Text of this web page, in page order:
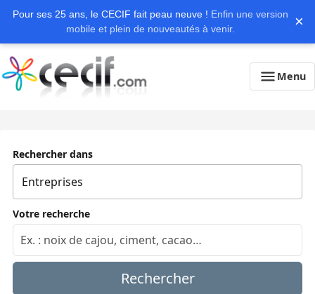
Pour ses 25 ans, le CECIF fait peau neuve ! Enfin une version
mobile et plein de nouveautés à venir.
×
Menu
Rechercher dans
Votre recherche
Rechercher